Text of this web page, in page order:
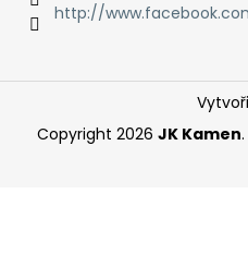
http://
Copyright 2026 JK Kamen